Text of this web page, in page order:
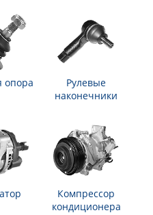
опора
Рулевые
наконечники
Компрессор
кондиционера